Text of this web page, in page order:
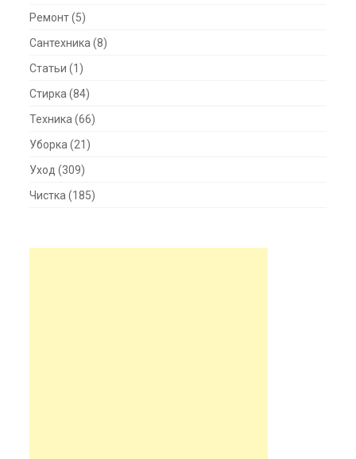
Ремонт(5)
Сантехника (8)
Статьи (1)
Стирка (84)
Техника (66)
Уборка (21)
Уход (309)
Чистка (185)